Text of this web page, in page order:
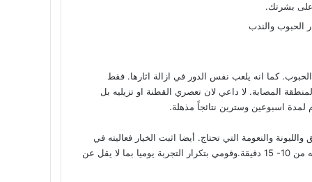
على بشرتك.
كما انه يلعب نفس الدور في ازالة اثارها. فقط
المصابة. لا داعي لان تعصري القطنة او تزيليه بل
لمدة اسبوعين وسترين نتائجاً مذهلة.
والنعومة التي تحتاج. أيضا اثبت الخيار فعاليته في
علاج اثار الندب والحبوب. اعصري خيارة وقومي بدهنها على وجهك وتركه من 10- 15 دقيقة.وقومي بتكرار التجربة يوميا بما لا يقل عن